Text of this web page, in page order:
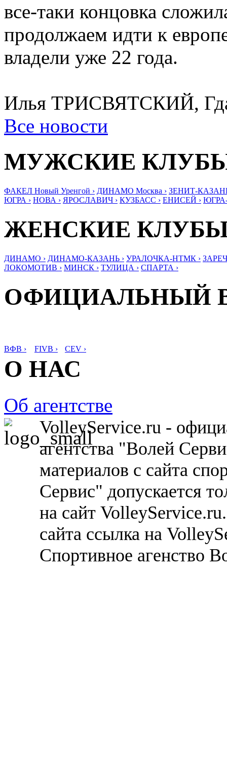
все-таки концовка
продолжаем идти к
владели уже 22 года.
Илья ТРИСВЯТСКИЙ,
Все новости
МУЖСКИЕ
ФАКЕЛ Новый Уренгой › ДИНАМО Москва › ЗЕНИТ-
ЮГРА › НОВА › ЯРОСЛАВИЧ › КУЗБАСС › ЕНИСЕЙ ›
ЖЕНСКИЕ
ДИНАМО › ДИНАМО-КАЗАНЬ › УРАЛОЧКА-НТМК ›
ЛОКОМОТИВ › МИНСК › ТУЛИЦА › СПАРТА ›
ОФИЦИАЛЬНЫЙ
ВФВ › FIVB › CEV ›
О НАС
Об агентстве
VolleyService.ru -
агентства "Волей
материалов с сайта
Сервис" допускается
на сайт
сайта ссылка на
Спортивное агенство